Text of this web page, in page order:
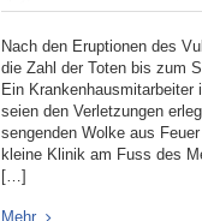
Nach den Eruptionen des
die Zahl der Toten bis zum
Ein
seien den Verletzungen
sengenden Wolke aus
kleine Klinik am Fuss des
[…]
Mehr